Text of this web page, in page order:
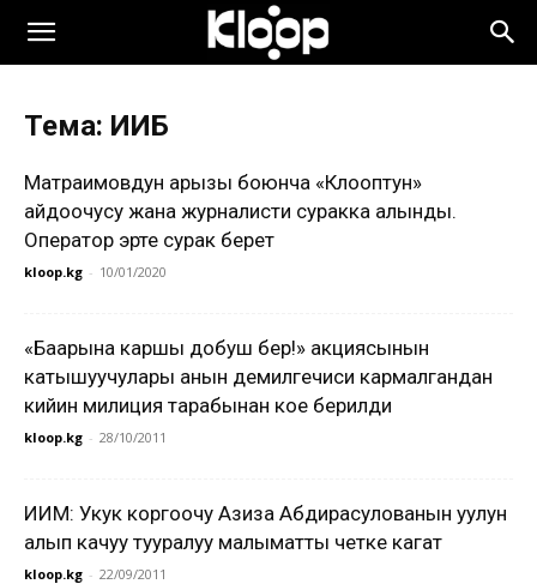
Тема: ИИБ
Матраимовдун арызы боюнча «Клооптун»
айдоочусу жана журналисти суракка алынды.
Оператор эртең сурак берет
kloop.kg - 10/01/2020
«Баарына каршы добуш бер!» акциясынын
катышуучулары анын демилгечиси кармалгандан
кийин милиция тарабынан кое берилди
kloop.kg - 28/10/2011
ИИМ: Укук коргоочу Азиза Абдирасулованын уулун
алып качуу тууралуу малыматты четке кагат
kloop.kg - 22/09/2011